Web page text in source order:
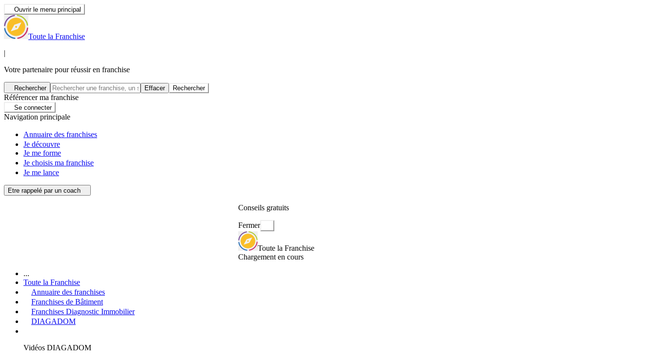
Ouvrir le menu principal
Toute la Franchise
|
Votre partenaire pour réussir en franchise
Rechercher Effacer Rechercher
Référencer ma franchise
Se connecter
Navigation principale
Annuaire des franchises
Je découvre
Je me forme
Je choisis ma franchise
Je me lance
Etre rappelé par un coach
Conseils gratuits
Fermer
Toute la Franchise
Chargement en cours
...
Toute la Franchise
Annuaire des franchises
Franchises de Bâtiment
Franchises Diagnostic Immobilier
DIAGADOM
Vidéos DIAGADOM